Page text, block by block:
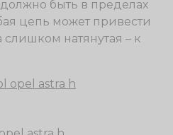
быть в пределах
цепь может привести
натянутая – к